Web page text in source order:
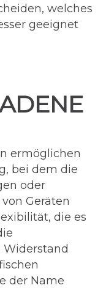
welches
geeignet
ermöglichen
bei dem die
oder
Geräten
die es
der Name